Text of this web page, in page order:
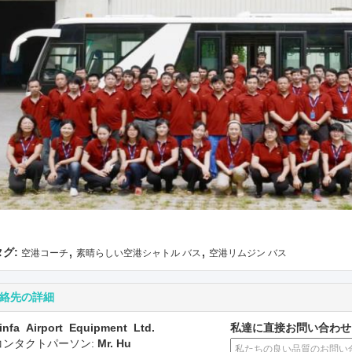
グ: 空港コーチ , 素晴らしい空港シャトル バス , 空港リムジン バス
先の詳細
Airport Equipment Ltd.
ンタクトパーソン: Mr. Hu
私達に直接お問い合わ